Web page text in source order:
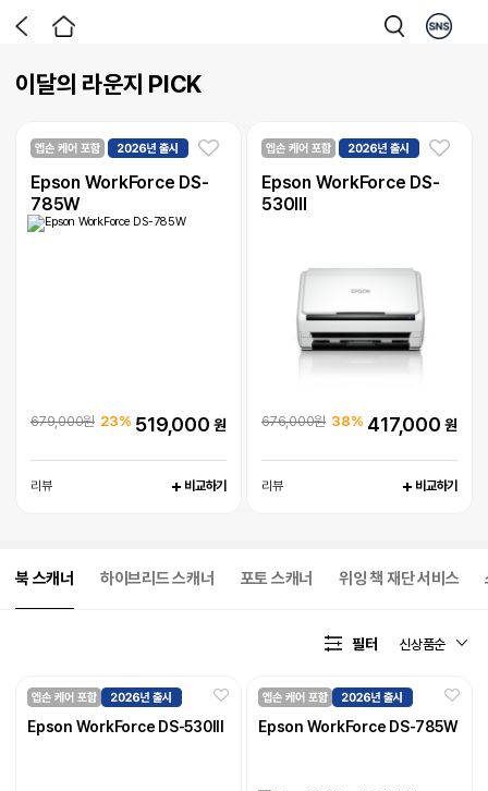
이달의 라운지 PICK
Epson WorkForce DS-
785W
679,000원 23% 519,000원
리뷰 비교하기
Epson WorkForce DS-
530III
676,000원 38% 417,000원
리뷰 비교하기
북 스캐너 하이브리드 스캐너 포토 스캐너 위잉 책 재단 서비스
필터
Epson WorkForce DS-530III Epson WorkForce DS-785W